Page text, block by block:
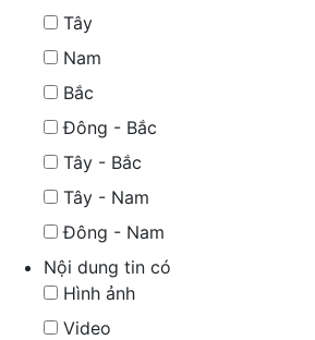
Tây
Nam
Bắc
Đông - Bắc
Tây - Bắc
Tây - Nam
Đông - Nam
Nội dung tin có
Hình ảnh
Video